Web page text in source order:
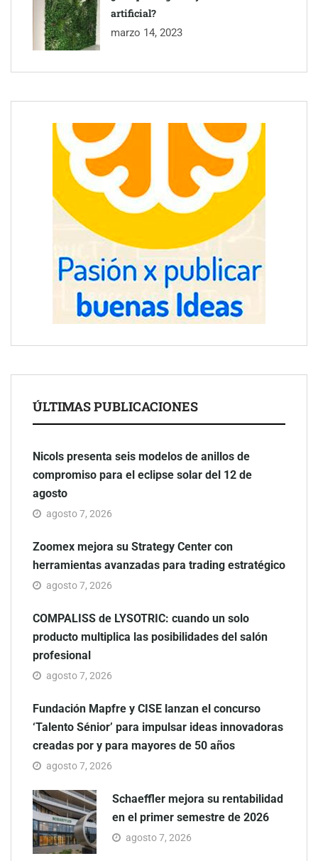
artificial?
marzo 14, 2023
ÚLTIMAS PUBLICACIONES
Nicols presenta seis modelos de anillos de
compromiso para el eclipse solar del 12 de
agosto
agosto 7, 2026
Zoomex mejora su Strategy Center con
herramientas avanzadas para trading estratégico
agosto 7, 2026
COMPALISS de LYSOTRIC: cuando un solo
producto multiplica las posibilidades del salón
profesional
agosto 7, 2026
Fundación Mapfre y CISE lanzan el concurso
‘Talento Sénior’ para impulsar ideas innovadoras
creadas por y para mayores de 50 años
agosto 7, 2026
Schaeffler mejora su rentabilidad
en el primer semestre de 2026
agosto 7, 2026